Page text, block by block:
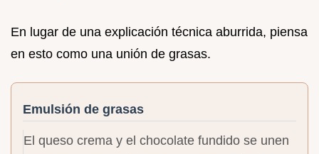
En lugar de una explicación técnica aburrida, piensa
en esto como una unión de grasas.
Emulsión de grasas
El queso crema y el chocolate fundido se unen